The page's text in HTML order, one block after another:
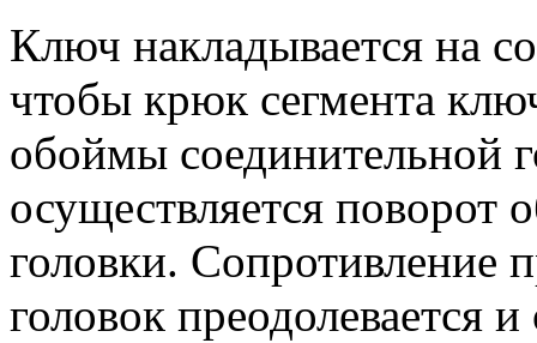
Ключ накладывается на
чтобы крюк сегмента
обоймы соединительной
осуществляется поворот
головки. Сопротивление
головок преодолевается